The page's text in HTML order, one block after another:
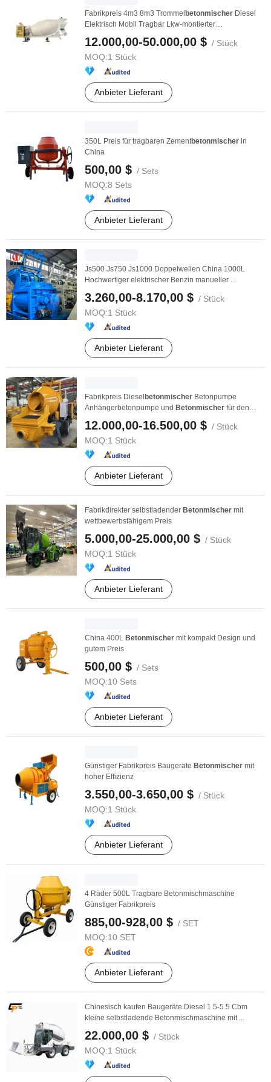
Fabrikpreis 4m3 8m3 Trommel betonmischer Diesel
Elektrisch Mobil Tragbar Lkw-montierter
12.000,00-50.000,00 $ / Stück
MOQ:1 Stück
Anbieter Lieferant
350L Preis für tragbaren Zementbetonmischer in
China
500,00 $ / Sets
MOQ:8 Sets
Anbieter Lieferant
Js500 Js750 Js1000 Doppelwellen China 1000L
Hochwertiger elektrischer Benzin manueller ...
3.260,00-8.170,00 $ / Stück
MOQ:1 Stück
Anbieter Lieferant
Fabrikpreis Diesel betonmischer Betonpumpe
Anhängerbetonpumpe und Betonmischer für den
12.000,00-16.500,00 $ / Stück
MOQ:1 Stück
Anbieter Lieferant
Fabrikdirekter selbstladender Betonmischer mit
wettbewerbsfähigem Preis
5.000,00-25.000,00 $ / Stück
MOQ:1 Stück
Anbieter Lieferant
China 400L Betonmischer mit kompakt Design und
gutem Preis
500,00 $ / Sets
MOQ:10 Sets
Anbieter Lieferant
Günstiger Fabrikpreis Baugeräte Betonmischer mit
hoher Effizienz
3.550,00-3.650,00 $ / Stück
MOQ:1 Stück
Anbieter Lieferant
4 Räder 500L Tragbare Betonmischmaschine
Günstiger Fabrikpreis
885,00-928,00 $ / SET
MOQ:10 SET
Anbieter Lieferant
Chinesisch kaufen Baugeräte Diesel 1.5-5.5 Cbm
kleine selbstladende Betonmischmaschine mit ...
22.000,00 $ / Stück
MOQ:1 Stück